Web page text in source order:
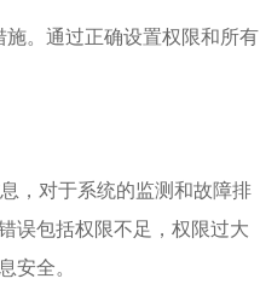
。通过正确设置权限和所有
，对于系统的监测和故障排
误包括权限不足，权限过大
安全。